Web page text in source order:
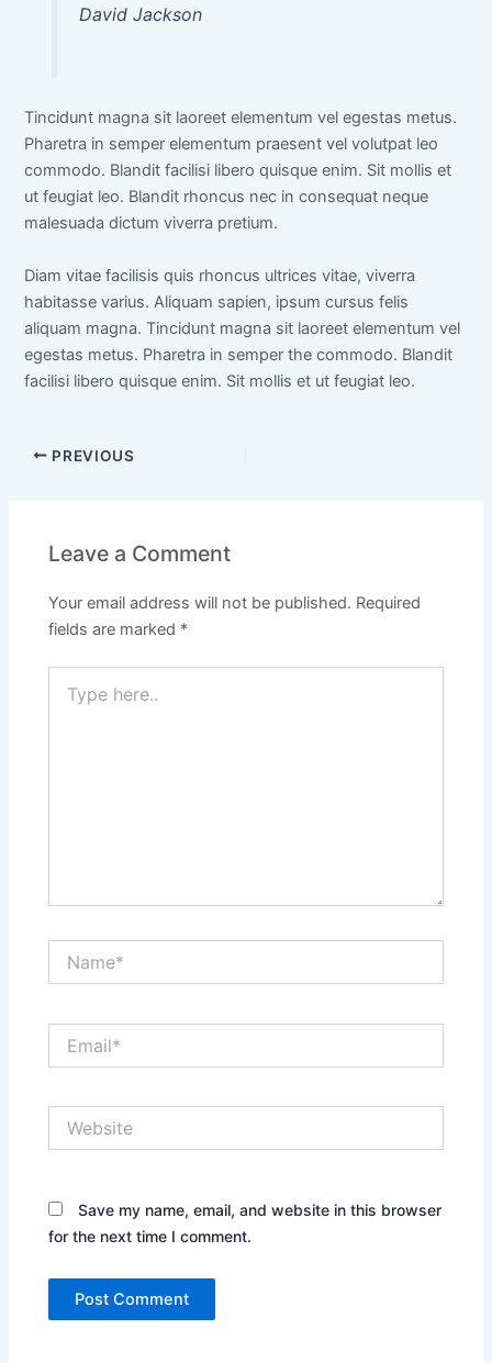
David Jackson
Tincidunt magna sit laoreet elementum vel egestas metus.
Pharetra in semper elementum praesent vel volutpat leo
commodo. Blandit facilisi libero quisque enim. Sit mollis et
ut feugiat leo. Blandit rhoncus nec in consequat neque
malesuada dictum viverra pretium.
Diam vitae facilisis quis rhoncus ultrices vitae, viverra
habitasse varius. Aliquam sapien, ipsum cursus felis
aliquam magna. Tincidunt magna sit laoreet elementum vel
egestas metus. Pharetra in semper the commodo. Blandit
facilisi libero quisque enim. Sit mollis et ut feugiat leo.
PREVIOUS
Leave a Comment
Your email address will not be published. Required
fields are marked *
here..
Save my name, email, and website in this browser
for the next time I comment.